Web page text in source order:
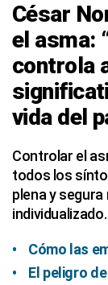
César
el asma:
controla
vida del
Controlar el
todos los
plena y
individualizado.
Cómo las
El peligro